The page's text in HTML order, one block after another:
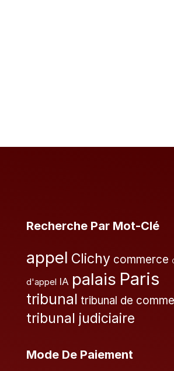
Recherche Par Mot-Clé
appel Clichy commerce
d'appel IA palais Paris
tribunal tribunal de
tribunal judiciaire
Mode De Paiement